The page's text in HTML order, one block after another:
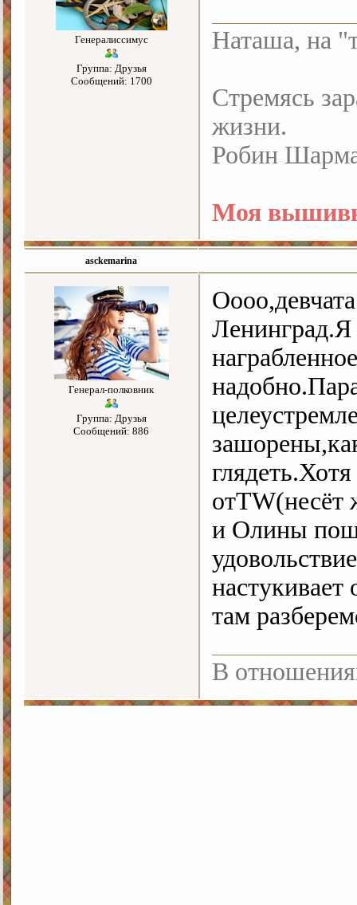
Генералиссимус
Группа: Друзья
Сообщений: 1700
Наташа, на
Стремясь
жизни.
Робин
Моя
asckemarina
Генерал-полковник
Группа: Друзья
Сообщений: 886
отTW(несёт
и Олины
там
В